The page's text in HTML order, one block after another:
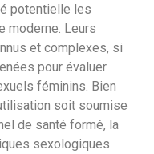
potentielle les
moderne. Leurs
et complexes, si
pour évaluer
féminins. Bien
soit soumise
de santé formé, la
sexologiques